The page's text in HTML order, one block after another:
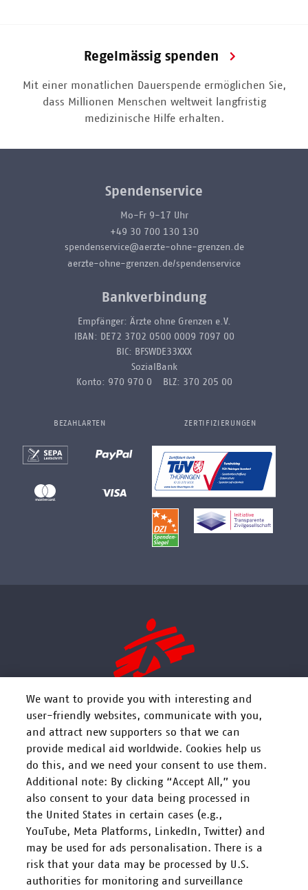
Regelmässig spenden
Mit einer monatlichen Dauerspende ermöglichen Sie,
dass Millionen Menschen weltweit langfristig
medizinische Hilfe erhalten.
Spendenservice
Mo-Fr 9-17 Uhr
+49 30 700 130 130
spendenservice@aerzte-ohne-grenzen.de
aerzte-ohne-grenzen.de/spendenservice
Bankverbindung
Empfänger: Ärzte ohne Grenzen e.V.
IBAN: DE72 3702 0500 0009 7097 00
BIC: BFSWDE33XXX
SozialBank
Konto: 970 970 0 BLZ: 370 205 00
BEZAHLARTEN ZERTIFIZIERUNGEN
FOLGEN SIE UNS
Mitarbeiten
Spenden
We want to provide you with interesting and
user-friendly websites, communicate with you,
and attract new supporters so that we can
provide medical aid worldwide. Cookies help us
do this, and we need your consent to use them.
Additional note: By clicking “Accept All,” you
also consent to your data being processed in
the United States in certain cases (e.g.,
YouTube, Meta Platforms, LinkedIn, Twitter) and
may be used for ads personalisation. There is a
risk that your data may be processed by U.S.
authorities for monitoring and surveillance